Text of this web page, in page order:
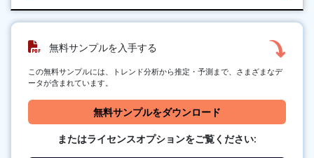
無料サンプルを入手する
この無料サンプルには、トレンド分析から推定・予測まで、さまざまなデ
ータが含まれています。
無料サンプルをダウンロード
またはライセンスオプションをご覧ください: